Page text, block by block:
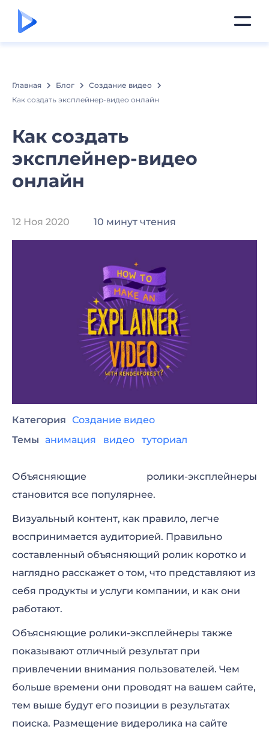
Главная Блог
Создание видео
Как создать эксплейнер-видео онлайн
Как создать
эксплейнер-видео
онлайн
12 Ноя 2020 10 минут чтения
Категория Создание видео
Темы анимация видео туториал
Объясняющие ролики-эксплейнеры
становится все популярнее.
Визуальный контент, как правило, легче
воспринимается аудиторией. Правильно
составленный объясняющий ролик коротко и
наглядно расскажет о том, что представляют из
себя продукты и услуги компании, и как они
работают.
Объясняющие ролики-эксплейнеры также
показывают отличный результат при
привлечении внимания пользователей. Чем
больше времени они проводят на вашем сайте,
тем выше будут его позиции в результатах
поиска. Размещение видеролика на сайте